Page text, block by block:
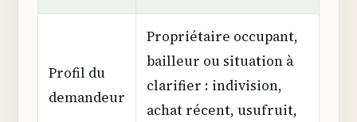
Profil du
demandeur
Propriétaire occupant,
bailleur ou situation à
clarifier : indivision,
achat récent, usufruit,